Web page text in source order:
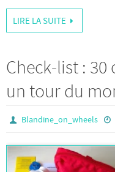
LIRE LA SUITE
Check-list : 30
un tour du
Blandine_on_wheels